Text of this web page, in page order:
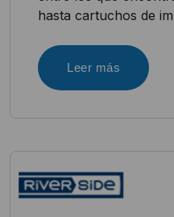
hasta cartuchos de
Leer más